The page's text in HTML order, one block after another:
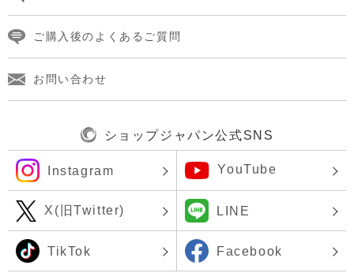
ご購入後のよくあるご質問
お問い合わせ
ショップジャパン公式SNS
Instagram YouTube
X(旧Twitter) LINE
TikTok Facebook